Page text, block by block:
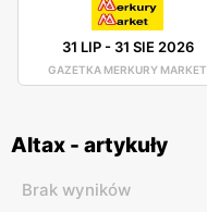
31 LIP- 31 SIE 2026
GAZETKA MERKURY MARKET
Altax - artykuły
Brak wyników